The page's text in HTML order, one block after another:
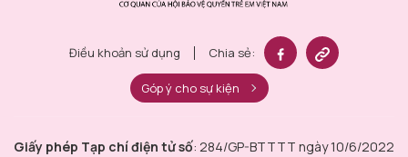
Điều khoản sử dụng Chia sẻ:
Góp ý cho sự kiện
Giấy phép Tạp chí điện tử số: 284/GP-BTTTT ngày 10/6/2022